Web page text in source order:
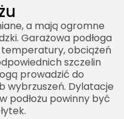
a mają ogromne
Garażowa podłoga
obciążeń
szczelin
prowadzić do
wybrzuszeń. Dylatacje
podłożu powinny być